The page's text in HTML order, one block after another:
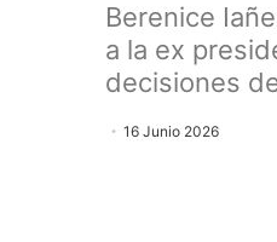
Berenice
a la ex
decisiones
16 Junio 2026